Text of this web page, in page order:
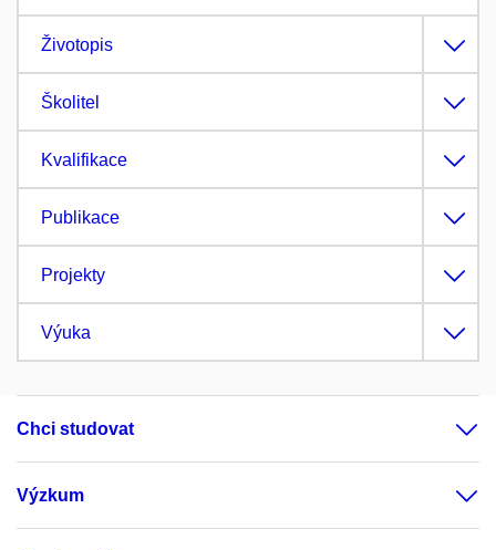
Životopis
Školitel
Kvalifikace
Publikace
Projekty
Výuka
Chci studovat
Výzkum